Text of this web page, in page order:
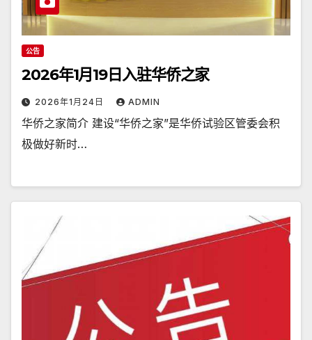
公告
2026年1月19日入驻华侨之家
2026年1月24日 ADMIN
华侨之家简介 建设“华侨之家”是华侨试验区管委会积
极做好新时…